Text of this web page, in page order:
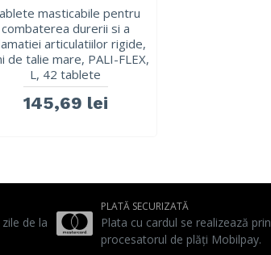
masticabile pentru
combaterea durerii si a
articulatiilor rigide,
de talie mare, PALI-FLEX,
L, 42 tablete
145,69 lei
de la
PLATĂ SECURIZATĂ
Plata cu cardul se realizează prin
procesatorul de plăți Mobilpay.